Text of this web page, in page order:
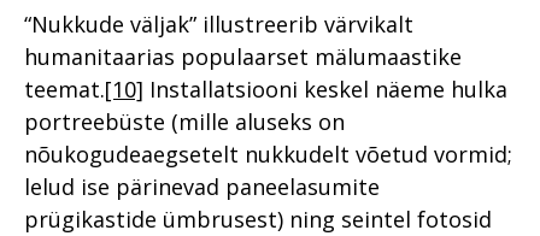
“Nukkude väljak” illustreerib värvikalt
humanitaarias populaarset mälumaastike
teemat.[10] Installatsiooni keskel näeme hulka
portreebüste (mille aluseks on
nõukogudeaegsetelt nukkudelt võetud vormid;
lelud ise pärinevad paneelasumite
prügikastide ümbrusest) ning seintel fotosid